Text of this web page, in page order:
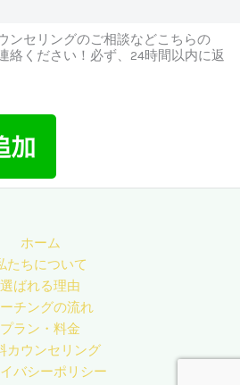
ンセリングのご相談などこちらの
絡ください！必ず、24時間以内に返
ホーム
たちについて
選ばれる理由
チングの流れ
プラン・料金
カウンセリング
バシーポリシー